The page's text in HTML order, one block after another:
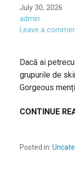
July 30, 2026
admin
Leave a
Dacă ai
grupurile de
Gorgeous
CONTINUE
Posted in: